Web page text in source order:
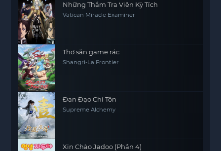
Những Thẩm Tra Viên Kỳ Tích
Vatican Miracle Examiner
Thợ săn game rác
Shangri-La Frontier
Đan Đạo Chí Tôn
Supreme Alchemy
Xin Chào Jadoo (Phần 4)